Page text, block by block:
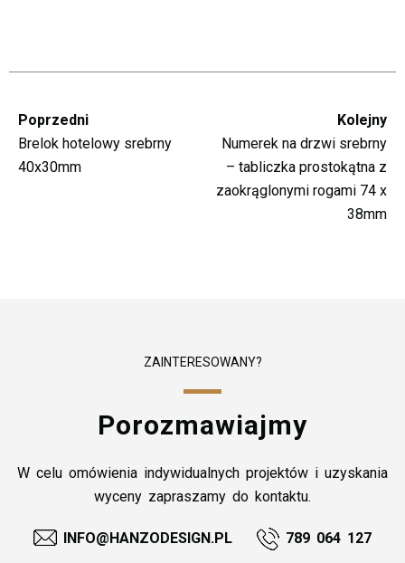
Poprzedni
Brelok hotelowy srebrny
40x30mm
Kolejny
Numerek na drzwi srebrny
– tabliczka prostokątna z
zaokrąglonymi rogami 74 x
38mm
ZAINTERESOWANY?
Porozmawiajmy
W celu omówienia indywidualnych projektów i uzyskania
wyceny zapraszamy do kontaktu.
INFO@HANZODESIGN.PL 789 064 127